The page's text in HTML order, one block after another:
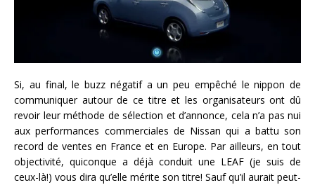
Si, au final, le buzz négatif a un peu empêché le nippon de
communiquer autour de ce titre et les organisateurs ont dû
revoir leur méthode de sélection et d’annonce, cela n’a pas nui
aux performances commerciales de Nissan qui a battu son
record de ventes en France et en Europe. Par ailleurs, en tout
objectivité, quiconque a déjà conduit une LEAF (je suis de
ceux-là!) vous dira qu’elle mérite son titre! Sauf qu’il aurait peut-